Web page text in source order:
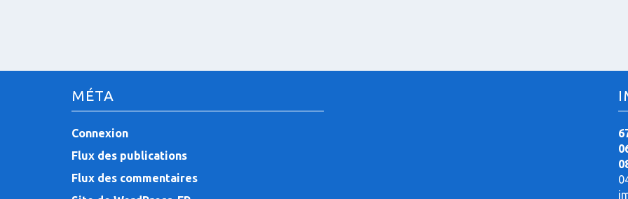
MÉTA
Connexion
Flux des publications
Flux des commentaires